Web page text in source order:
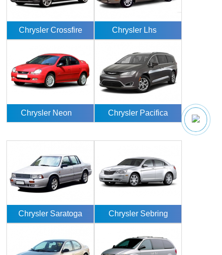
Chrysler Crossfire Chrysler Lhs
Chrysler Neon Chrysler Pacifica
Chrysler Saratoga Chrysler Sebring